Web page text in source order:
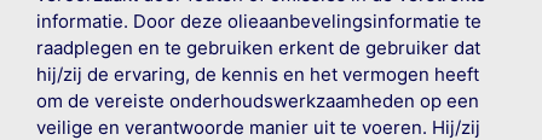
informatie. Door deze olieaanbevelingsinformatie te
raadplegen en te gebruiken erkent de gebruiker dat
hij/zij de ervaring, de kennis en het vermogen heeft
om de vereiste onderhoudswerkzaamheden op een
veilige en verantwoorde manier uit te voeren. Hij/zij